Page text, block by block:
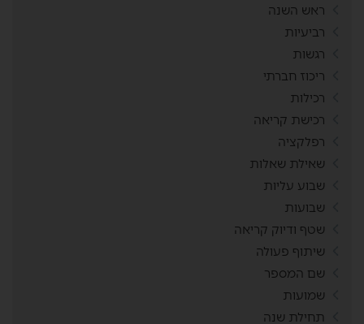
ראש השנה
רביעיות
רגשות
ריכוז חברתי
רכילות
רכישת קריאה
רפלקציה
שאילת שאלות
שבוע עליות
שבועות
שטף ודיוק קריאה
שיתוף פעולה
שם המספר
שמועות
תחילת שנה